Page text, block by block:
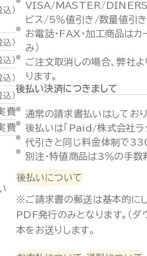
込）
込）
込）
込）
込）
費
費
VISA/MASTER/DINERS
ビス/5％値引き/数量値引
お電話・FAX・加工商品はカ
み）
ご注文取消しの場合、弊社
ります。
後払い決済につきまして
通常の請求書払いはしており
後払いは「Paid/株式会社ラ
代引きと同じ料金体制で
別注・特値商品は3％の手数
後払いについて
※ご請求書の郵送は基本的にし
PDF発行のみとなります。（
本をお送りします。